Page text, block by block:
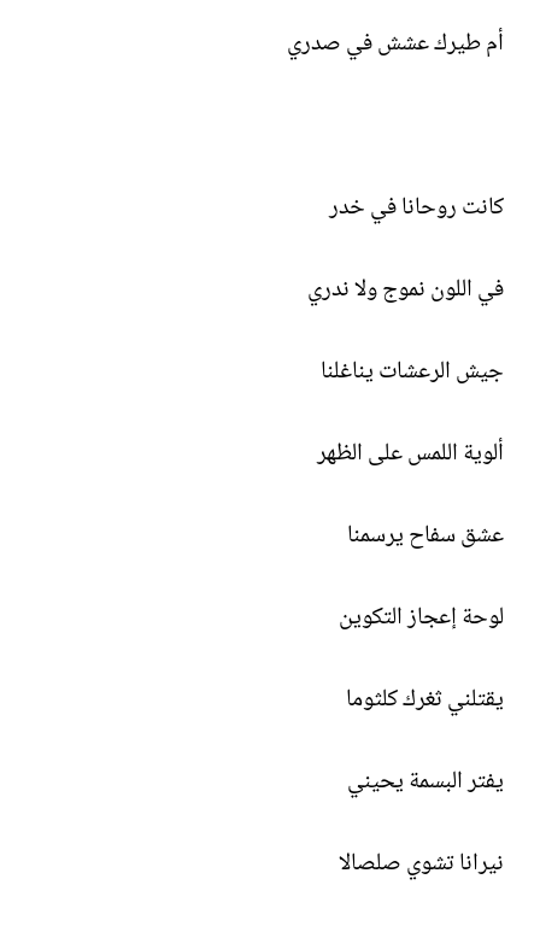
أم طيرك عشش في صدري
كانت روحانا في خدر
في اللون نموج ولا ندري
جيش الرعشات يناغلنا
ألوية اللمس على الظهر
عشق سفاح يرسمنا
لوحة إعجاز التكوين
يقتلني ثغرك كلثوما
يفتر البسمة يحيني
نيرانا تشوي صلصالا